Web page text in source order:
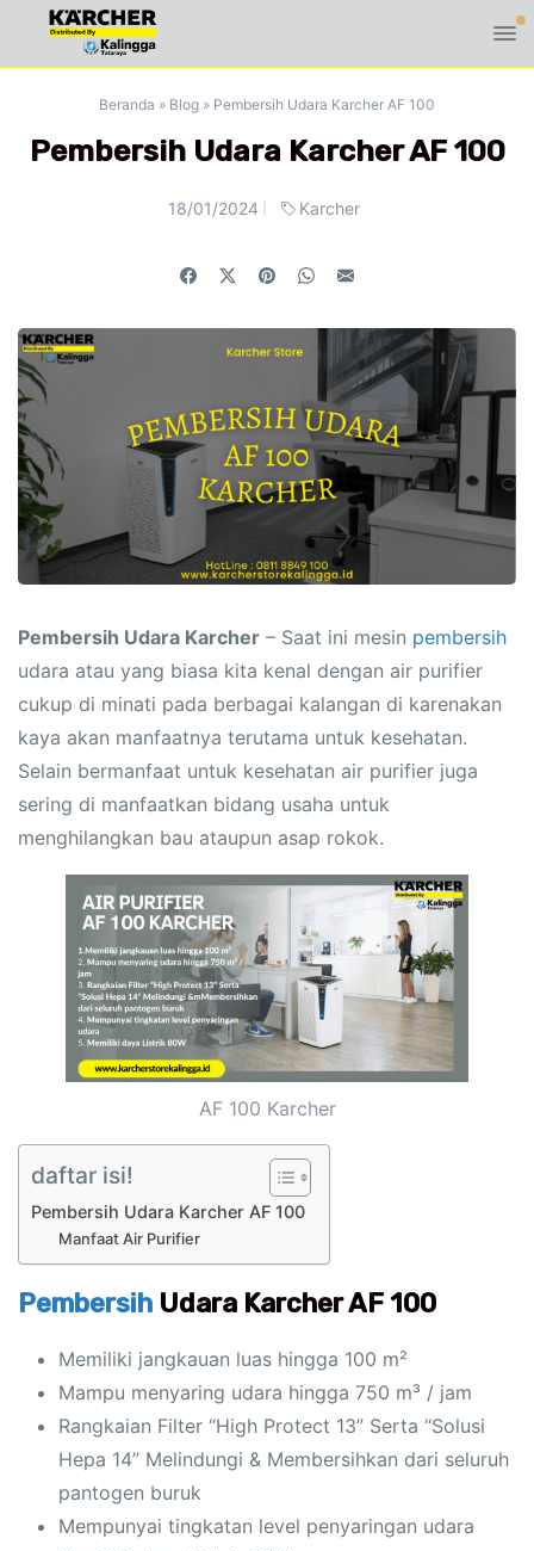
Beranda » Blog » Pembersih Udara Karcher AF 100
Pembersih Udara Karcher AF 100
18/01/2024 Karcher
Pembersih Udara Karcher – Saat ini mesin pembersih
udara atau yang biasa kita kenal dengan air purifier
cukup di minati pada berbagai kalangan di karenakan
kaya akan manfaatnya terutama untuk kesehatan.
Selain bermanfaat untuk kesehatan air purifier juga
sering di manfaatkan bidang usaha untuk
menghilangkan bau ataupun asap rokok.
AF 100 Karcher
daftar isi!
Pembersih Udara Karcher AF 100
Manfaat Air Purifier
Pembersih Udara Karcher AF 100
Memiliki jangkauan luas hingga 100 m²
Mampu menyaring udara hingga 750 m³ / jam
Rangkaian Filter “High Protect 13” Serta “Solusi
Hepa 14” Melindungi & Membersihkan dari seluruh
pantogen buruk
Mempunyai tingkatan level penyaringan udara